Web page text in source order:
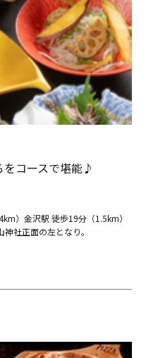
をコースで堪能♪
）金沢駅 徒歩19分（1.5km）
社正面の左となり。